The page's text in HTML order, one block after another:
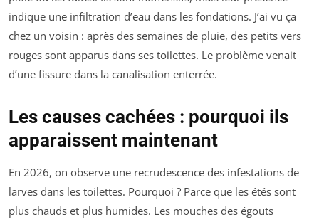
indique une infiltration d’eau dans les fondations. J’ai vu ça
chez un voisin : après des semaines de pluie, des petits vers
rouges sont apparus dans ses toilettes. Le problème venait
d’une fissure dans la canalisation enterrée.
Les causes cachées : pourquoi ils
apparaissent maintenant
En 2026, on observe une recrudescence des infestations de
larves dans les toilettes. Pourquoi ? Parce que les étés sont
plus chauds et plus humides. Les mouches des égouts